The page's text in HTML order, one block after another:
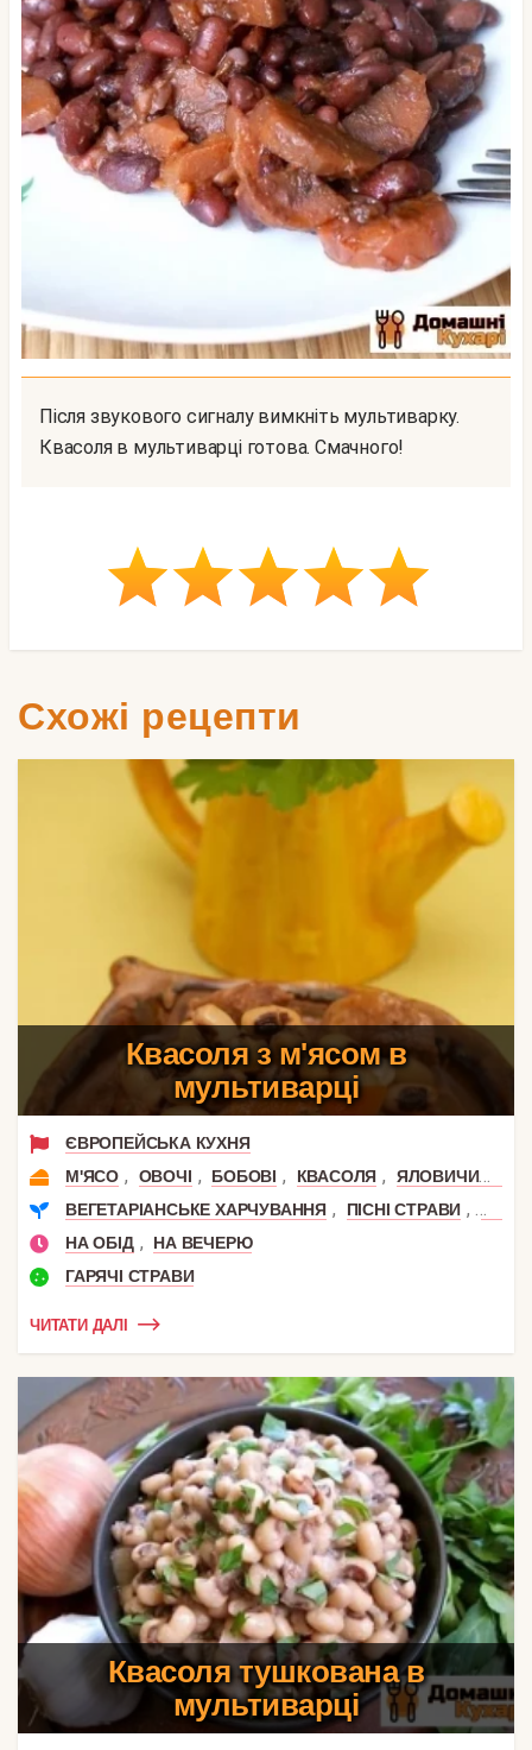
Після звукового сигналу вимкніть мультиварку.
Квасоля в мультиварці готова. Смачного!
Схожі рецепти
Квасоля з м'ясом в
мультиварці
ЄВРОПЕЙСЬКА КУХНЯ
М'ЯСО , ОВОЧІ , БОБОВІ , КВАСОЛЯ ,
ЯЛОВИЧИНА
ВЕГЕТАРІАНСЬКЕ ХАРЧУВАННЯ , ПІСНІ СТРАВИ ,
НА ОБІД ,
НА ВЕЧЕРЮ
ГАРЯЧІ СТРАВИ
ЧИТАТИ ДАЛІ
Квасоля тушкована в
мультиварці